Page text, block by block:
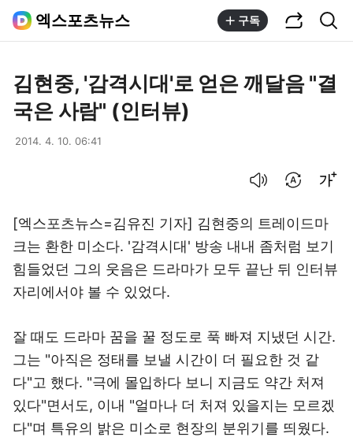
엑스포츠뉴스 구독
김현중, '감격시대'로 얻은 깨달음 "결
국은 사람" (인터뷰)
2014. 4. 10. 06:41
[엑스포츠뉴스=김유진 기자] 김현중의 트레이드마
크는 환한 미소다. '감격시대' 방송 내내 좀처럼 보기
힘들었던 그의 웃음은 드라마가 모두 끝난 뒤 인터뷰
자리에서야 볼 수 있었다.
잘 때도 드라마 꿈을 꿀 정도로 푹 빠져 지냈던 시간.
그는 "아직은 정태를 보낼 시간이 더 필요한 것 같
다"고 했다. "극에 몰입하다 보니 지금도 약간 처져
있다"면서도, 이내 "얼마나 더 처져 있을지는 모르겠
다"며 특유의 밝은 미소로 현장의 분위기를 띄웠다.